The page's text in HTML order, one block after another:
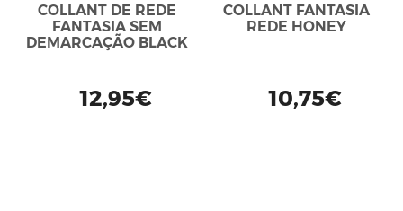
COLLANT DE REDE
FANTASIA SEM
DEMARCAÇÃO BLACK
12,95€
COLLANT FANTASIA
REDE HONEY
10,75€